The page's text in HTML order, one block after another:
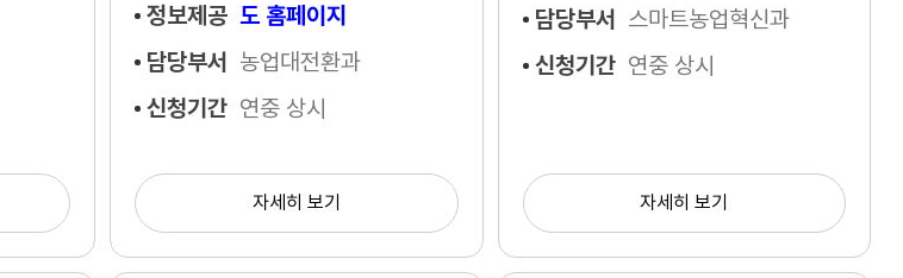
정보제공 도 홈페이지
담당부서 농업대전환과
신청기간 연중 상시
자세히 보기
담당부서 스마트농업혁신과
신청기간 연중 상시
자세히 보기